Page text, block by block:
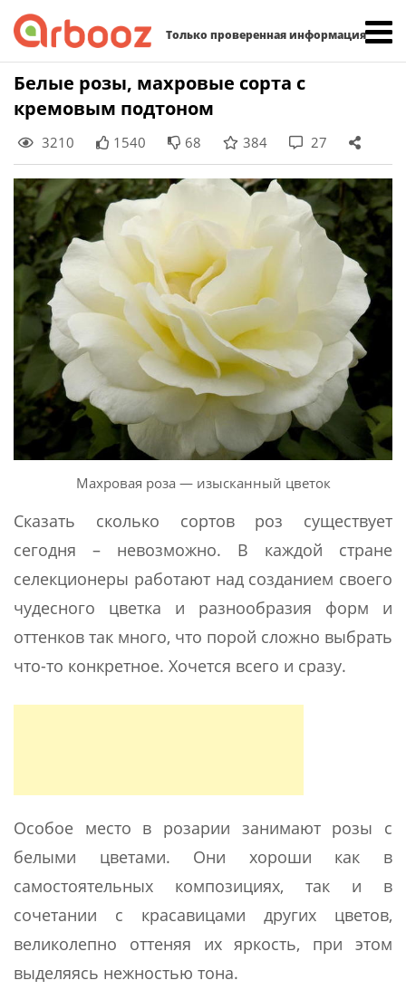
Только проверенная информация
Skip
content
Белые розы, махровые сорта с
кремовым подтоном
3210 1540 68 384 27
Махровая роза — изысканный цветок
Сказать сколько сортов роз существует
сегодня – невозможно. В каждой стране
селекционеры работают над созданием своего
чудесного цветка и разнообразия форм и
оттенков так много, что порой сложно выбрать
что-то конкретное. Хочется всего и сразу.
Особое место в розарии занимают розы с
белыми цветами. Они хороши как в
самостоятельных композициях, так и в
сочетании с красавицами других цветов,
великолепно оттеняя их яркость, при этом
выделяясь нежностью тона.
Найти: